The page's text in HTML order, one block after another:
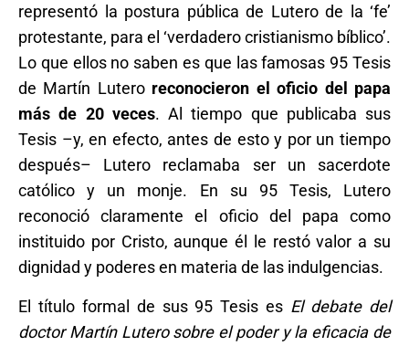
representó la postura pública de Lutero de la ‘fe’
protestante, para el ‘verdadero cristianismo bíblico’.
Lo que ellos no saben es que las famosas 95 Tesis
de Martín Lutero reconocieron el oficio del papa
más de 20 veces. Al tiempo que publicaba sus
Tesis –y, en efecto, antes de esto y por un tiempo
después– Lutero reclamaba ser un sacerdote
católico y un monje. En su 95 Tesis, Lutero
reconoció claramente el oficio del papa como
instituido por Cristo, aunque él le restó valor a su
dignidad y poderes en materia de las indulgencias.
El título formal de sus 95 Tesis es El debate del
doctor Martín Lutero sobre el poder y la eficacia de